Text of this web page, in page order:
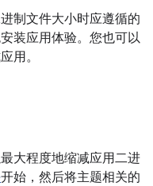
制文件大小时应遵循的
装应用体验。您也可以
用。
大程度地缩减应用二进
开始，然后将主题相关的